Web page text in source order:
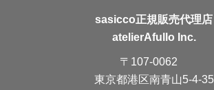
sasicco正規販売代理店
atelierAfullo Inc.
〒107-0062
東京都港区南青山5-4-35